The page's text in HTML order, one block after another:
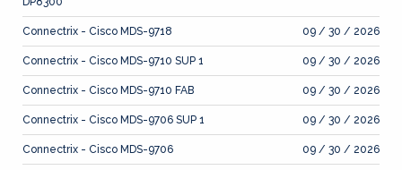
Connectrix - Cisco MDS-9718 09 / 30 / 2026
Connectrix - Cisco MDS-9710 SUP 1 09 / 30 / 2026
Connectrix - Cisco MDS-9710 FAB 09 / 30 / 2026
Connectrix - Cisco MDS-9706 SUP 1 09 / 30 / 2026
Connectrix - Cisco MDS-9706 09 / 30 / 2026